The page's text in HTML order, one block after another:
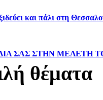
και πάλι στη
ΣΑΣ ΣΤΗΝ ΜΕΛΕΤΗ
θέματα